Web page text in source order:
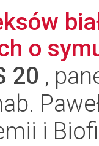
o
20 ,
i